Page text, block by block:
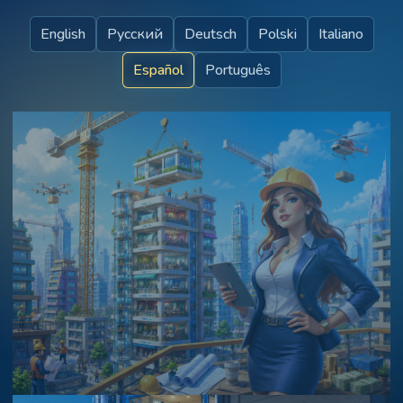
English Русский Deutsch Polski
Italiano
Español
Português